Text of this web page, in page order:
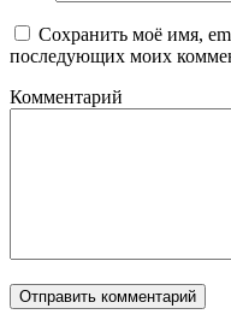
Сохранить моё имя,
последующих моих
Комментарий